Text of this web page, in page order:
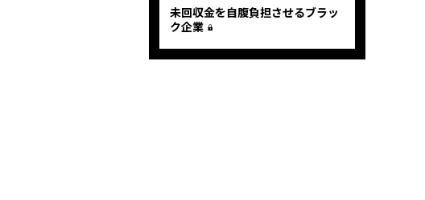
未回収金を自腹負担させるブラッ
ク企業